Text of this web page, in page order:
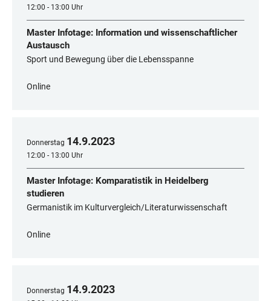
12:00 - 13:00 Uhr
Master Infotage: Information und wissenschaftlicher
Austausch
Sport und Bewegung über die Lebensspanne
Online
Donnerstag 14.9.2023
12:00 - 13:00 Uhr
Master Infotage: Komparatistik in Heidelberg
studieren
Germanistik im Kulturvergleich/Literaturwissenschaft
Online
Donnerstag 14.9.2023